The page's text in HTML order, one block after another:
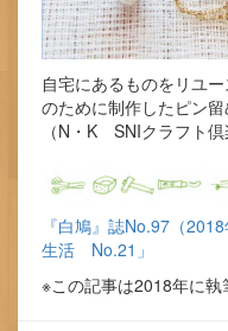
自宅にあるものをリユ
のために制作したピン留
（N・K SNIクラフト倶
『白鳩』誌No.97（
生活 No.21」
※この記事は2018年に執